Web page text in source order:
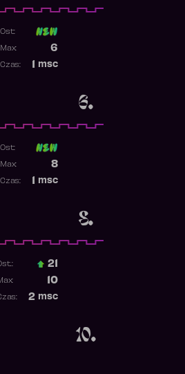
6.
Ost:
6
Max:
msc
Czas:
8.
Ost:
8
Max:
msc
Czas:
10.
21
10
2 msc